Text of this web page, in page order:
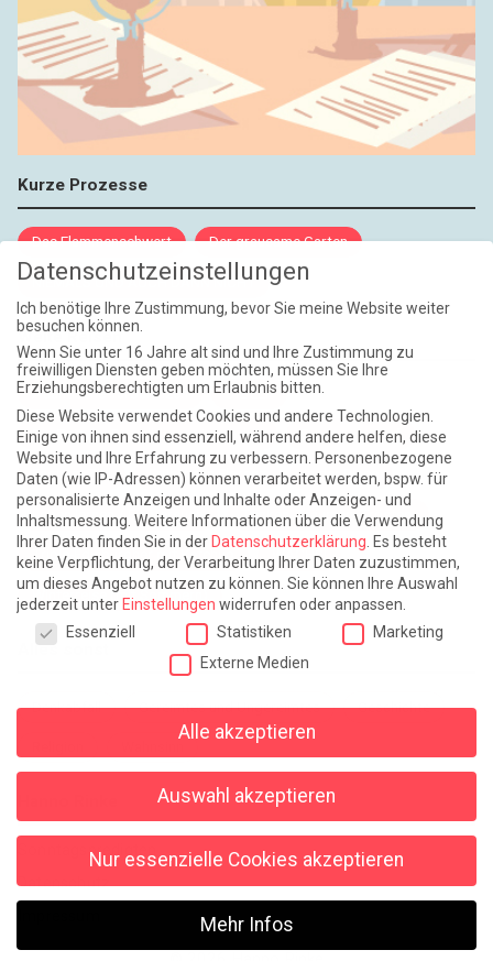
Kurze Prozesse
Das Flammenschwert Der grausame Garten
NIEMALS UND AUCH DANN NICHT
Weite Reisen
Atlantische Turbulenzen DIE ELF
Die Zeit der Ringelblumen ist vorbei Europa im Kopf
Fast am Ziel Frühling in Florenz In der Blase
Leben lernen / Ein Versuch Trinken. Träumen. Trösten.
Triple-Edinburgher mit Ketchup WACHS!
Winterreise (mit Sommern)
Alles sonst
Denkabfall Gereimtes und Ungereimtes Geschichte
Sonntagspredigten
Datenschutz
Datenschutzeinstellungen
Ich benötige Ihre Zustimmung, bevor Sie meine Website weiter
besuchen können.
Wenn Sie unter 16 Jahre alt sind und Ihre Zustimmung zu
freiwilligen Diensten geben möchten, müssen Sie Ihre
Erziehungsberechtigten um Erlaubnis bitten.
Diese Website verwendet Cookies und andere Technologien.
Einige von ihnen sind essenziell, während andere helfen, diese
Website und Ihre Erfahrung zu verbessern. Personenbezogene
Daten (wie IP-Adressen) können verarbeitet werden, bspw. für
personalisierte Anzeigen und Inhalte oder Anzeigen- und
Inhaltsmessung. Weitere Informationen über die Verwendung
Ihrer Daten finden Sie in der Datenschutzerklärung Es besteht
keine Verpflichtung, der Verarbeitung Ihrer Daten zuzustimmen,
um dieses Angebot nutzen zu können. Sie können Ihre Auswahl
jederzeit unter Einstellungen widerrufen oder anpassen.
Datenschutzeinstellungen
Essenziell Statistiken
Marketing
Externe Medien
Alle akzeptieren
Auswahl akzeptieren
Nur essenzielle Cookies akzeptieren
Mehr Infos